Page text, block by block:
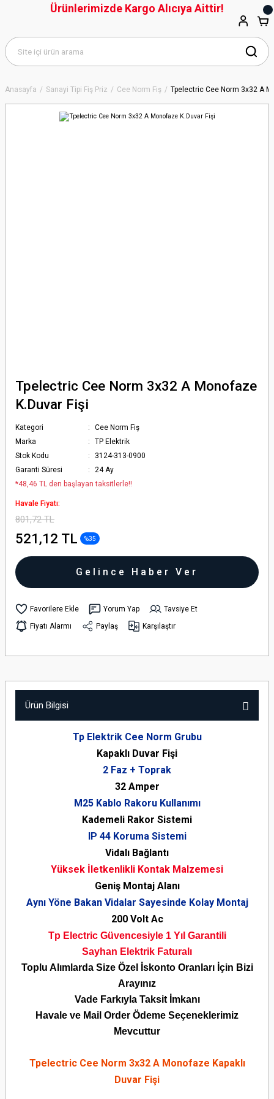
Anasayfa Sanayi Tipi Fiş Priz Cee Norm Fiş Tpelectric Cee Norm 3x32 A
Tpelectric Cee Norm 3x32 A Monofaze
K.Duvar Fişi
Kategori
Cee Norm Fiş
Marka
TP Elektrik
Stok Kodu
3124-313-0900
Garanti Süresi
24 Ay
*48,46 TL den başlayan taksitlerle!!
Havale Fiyatı:
801,72 TL
521,12 TL %35
Gelince Haber Ver
Yorum Yap
Tavsiye Et
Fiyatı Alarmı
Paylaş Karşılaştır
Ürün Bilgisi
Tp Elektrik Cee Norm Grubu
Kapaklı Duvar Fişi
2 Faz + Toprak
32 Amper
M25 Kablo Rakoru Kullanımı
Kademeli Rakor Sistemi
IP 44 Koruma Sistemi
Vidalı Bağlantı
Yüksek İletkenlikli Kontak Malzemesi
Geniş Montaj Alanı
Aynı Yöne Bakan Vidalar Sayesinde Kolay Montaj
200 Volt Ac
Tp Electric Güvencesiyle 1 Yıl Garantili
Sayhan Elektrik Faturalı
Toplu Alımlarda Size Özel İskonto Oranları İçin Bizi
Arayınız
Vade Farkıyla Taksit İmkanı
Havale ve Mail Order Ödeme Seçeneklerimiz
Mevcuttur
Tpelectric Cee Norm 3x32 A Monofaze Kapaklı
Duvar Fişi
Ürünlerimizde Kargo Alıcıya Aittir!